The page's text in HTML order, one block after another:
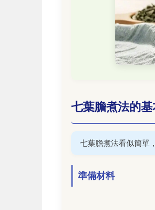
七葉膽煮法的
七葉膽煮法看似簡單
準備材料